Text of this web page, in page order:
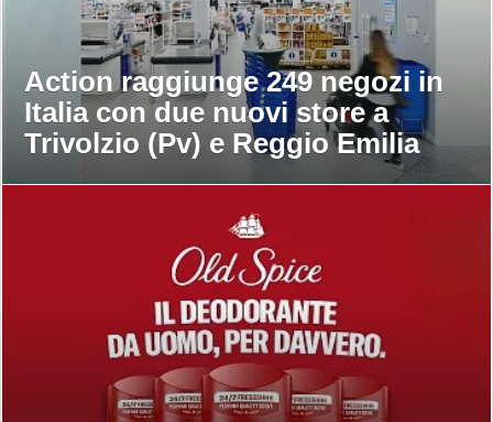
Action raggiunge 249 negozi in
Italia con due nuovi store a
Trivolzio (Pv) e Reggio Emilia